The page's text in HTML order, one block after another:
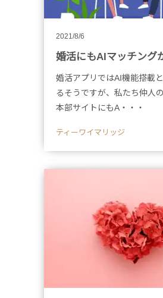
2021/8/6
婚活にもAIマッチング
婚活アプリではAI機能搭載
るそうですが、私たち仲人
本部サイトにもA・・・
ティーワイマリッジ